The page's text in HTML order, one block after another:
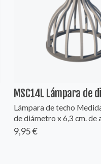
MSC14L Lámpara de
Lámpara de techo
de diámetro x 6,3 cm. de
9,95 €